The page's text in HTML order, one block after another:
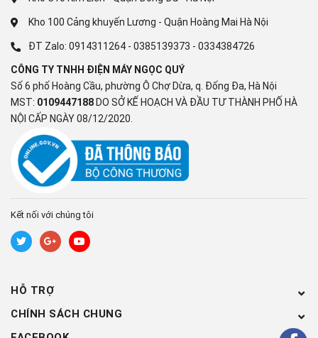
Mang lại giấc ngủ ngon, thoải mái
vào ban đêm nhờ tính năng cảm
biến nhiệt độ phòng Smart
Chiếcmáy lạnhnày có tích hợp bộ cảm biến nhiệt độ, khi phát
hiện nhiệt độ quá thấp hay quá cao thì nó sẽ tự điều chỉnh lại
cho phù hợp giúp bạn có một giấc ngủ ngon không bị thức giấc
để điều chỉnh nhiệt độ.
Kho 100 Cảng khuyến Lương - Quận Hoàng Mai Hà Nội
ĐT Zalo: 0914311264 - 0385139373 - 0334384726
CÔNG TY TNHH ĐIỆN MÁY NGỌC QUÝ
Số 6 phố Hoàng Cầu, phường Ô Chợ Dừa, q. Đống Đa, Hà Nội
MST: 0109447188 DO SỞ KẾ HOẠCH VÀ ĐẦU TƯ THÀNH PHỐ HÀ
NỘI CẤP NGÀY 08/12/2020.
Kết nối với chúng tôi
HỖ TRỢ
CHÍNH SÁCH CHUNG